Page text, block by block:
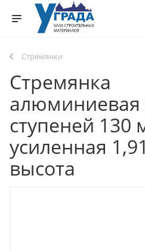
Стремянки
Стремянка
алюминиевая
ступеней 130
усиленная
высота